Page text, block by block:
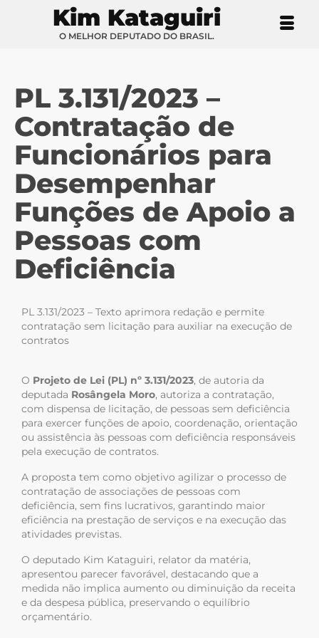
Kim Kataguiri
O MELHOR DEPUTADO DO BRASIL.
PL 3.131/2023 –
Contratação de
Funcionários para
Desempenhar
Funções de Apoio a
Pessoas com
Deficiência
PL 3.131/2023 – Texto aprimora redação e permite
contratação sem licitação para auxiliar na execução de
contratos
O Projeto de Lei (PL) nº 3.131/2023, de autoria da
deputada Rosângela Moro, autoriza a contratação,
com dispensa de licitação, de pessoas sem deficiência
para exercer funções de apoio, coordenação, orientação
ou assistência às pessoas com deficiência responsáveis
pela execução de contratos.
A proposta tem como objetivo agilizar o processo de
contratação de associações de pessoas com
deficiência, sem fins lucrativos, garantindo maior
eficiência na prestação de serviços e na execução das
atividades previstas.
O deputado Kim Kataguiri, relator da matéria,
apresentou parecer favorável, destacando que a
medida não implica aumento ou diminuição da receita
e da despesa pública, preservando o equilíbrio
orçamentário.